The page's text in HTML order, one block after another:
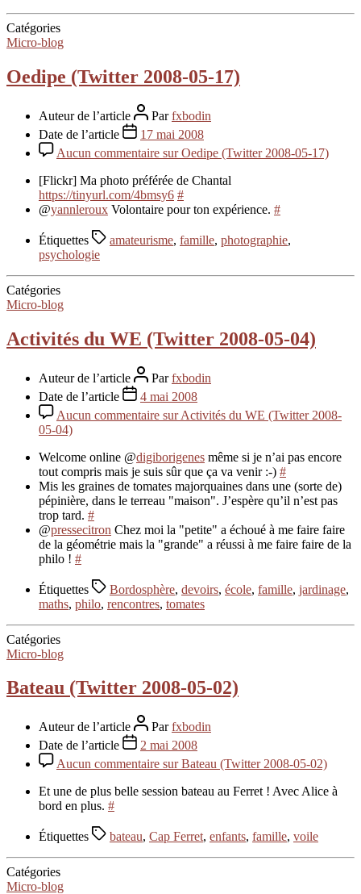
Catégories
Micro-blog
Oedipe (Twitter 2008-05-17)
Auteur de l’article Parfxbodin
Date de l’article
17 mai 2008
Aucun commentaire sur Oedipe (Twitter 2008-05-17)
[Flickr] Ma photo préférée de Chantal
https://tinyurl.com/4bmsy6 #
@yannleroux Volontaire pour ton expérience. #
Étiquettes amateurisme, famille, photographie,
psychologie
Catégories
Micro-blog
Activités du WE (Twitter 2008-05-04)
Auteur de l’article Parfxbodin
Date de l’article
4 mai 2008
Aucun commentaire sur Activités du WE (Twitter 2008-
05-04)
Welcome online @digiborigenes même si je n’ai pas encore
tout compris mais je suis sûr que ça va venir :-) #
Mis les graines de tomates majorquaines dans une (sorte de)
pépinière, dans le terreau "maison". J’espère qu’il n’est pas
trop tard. #
@pressecitron Chez moi la "petite" a échoué à me faire faire
de la géométrie mais la "grande" a réussi à me faire faire de la
philo ! #
Étiquettes Bordosphère, devoirs, école, famille, jardinage,
maths, philo, rencontres, tomates
Catégories
Micro-blog
Bateau (Twitter 2008-05-02)
Auteur de l’article Parfxbodin
Date de l’article
2 mai 2008
Aucun commentaire sur Bateau (Twitter 2008-05-02)
Et une de plus belle session bateau au Ferret ! Avec Alice à
bord en plus. #
Étiquettes bateau, Cap Ferret, enfants, famille, voile
Catégories
Micro-blog